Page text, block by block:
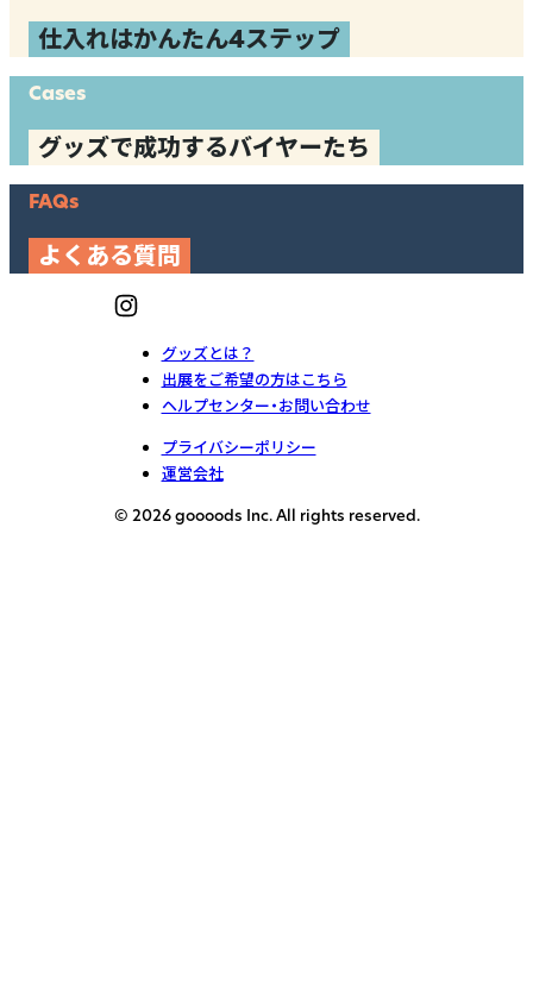
仕入れはかんたん4ステップ
Cases
グッズで成功するバイヤーたち
FAQs
よくある質問
グッズとは？
出展をご希望の方はこちら
ヘルプセンター・お問い合わせ
プライバシーポリシー
運営会社
© 2026 goooods Inc. All rights reserved.